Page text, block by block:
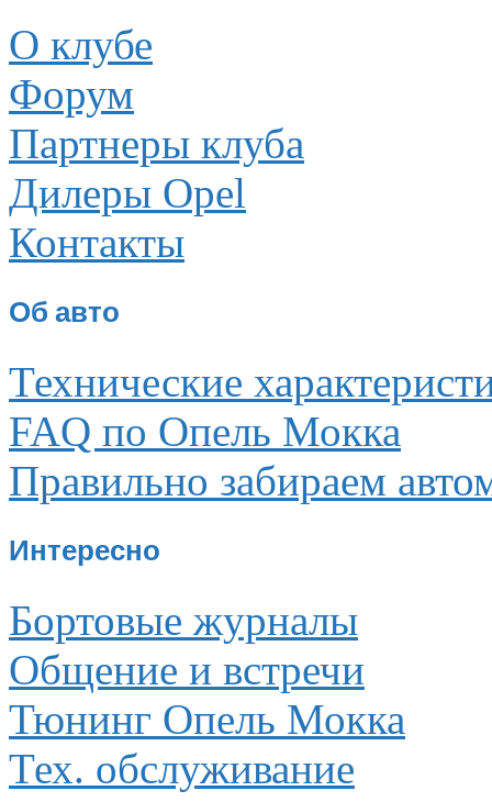
О клубе
Форум
Партнеры клуба
Дилеры Opel
Контакты
Об авто
Технические
FAQ по Опель Мокка
Правильно забираем
Интересно
Бортовые журналы
Общение и встречи
Тюнинг Опель Мокка
Тех. обслуживание